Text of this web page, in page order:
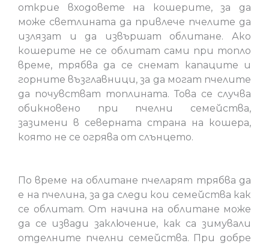
открие входовете на кошерите, за да
може светлината да привлече пчелите да
излязат и да извършат облитане. Ако
кошерите не се облитат сами при топло
време, трябва да се снемат капаците и
горните възглавници, за да могат пчелите
да почувстват топлината. Това се случва
обикновено при пчелни семейства,
зазимени в северната страна на кошера,
която не се огрява от слънцето.
По време на облитане пчеларят трябва да
е на пчелина, за да следи кои семейства как
се облитат. От начина на облитане може
да се извади заключение, как са зимували
отделните пчелни семейства. При добре